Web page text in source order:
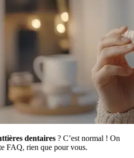
dentaires ? C’est normal ! On
FAQ, rien que pour vous.